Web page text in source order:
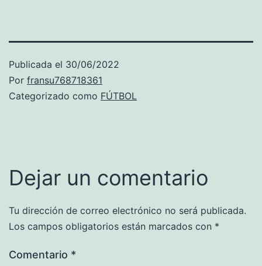
Publicada el 30/06/2022
Por fransu768718361
Categorizado como FÚTBOL
Dejar un comentario
Tu dirección de correo electrónico no será publicada.
Los campos obligatorios están marcados con *
Comentario *